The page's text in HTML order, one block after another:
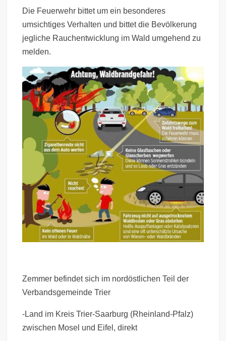
Die Feuerwehr bittet um ein besonderes
umsichtiges Verhalten und bittet die Bevölkerung
jegliche Rauchentwicklung im Wald umgehend zu
melden.
Zemmer befindet sich im nordöstlichen Teil der
Verbandsgemeinde Trier
-Land im Kreis Trier-Saarburg (Rheinland-Pfalz)
zwischen Mosel und Eifel, direkt